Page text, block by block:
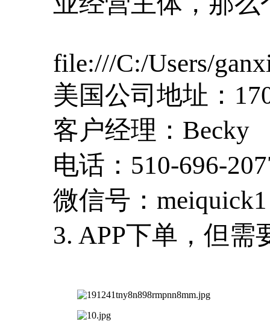
file:///C:/Users/
美国公司地址：
客户经理：Becky
电话：510-696-
微信号：meiquick1
3. APP下单，但